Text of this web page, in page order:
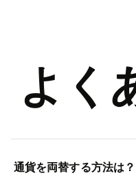
よく
通貨を両替する方法は？